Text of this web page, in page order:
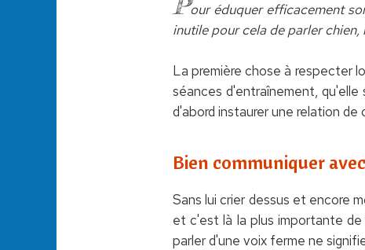
our éduquer efficacement
inutile pour cela de parler
La première chose à respecter
séances d'entraînement,
d'abord instaurer une relation de
Bien communiquer
Sans lui crier dessus et encore
et c'est là la plus importante
parler d'une voix ferme ne